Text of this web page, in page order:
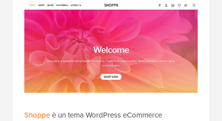
Shoppeè un tema WordPress eCommerce